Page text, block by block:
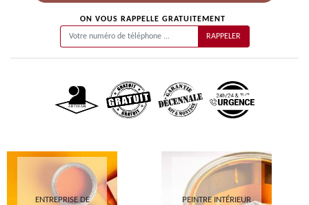
ON VOUS RAPPELLE GRATUITEMENT
ENTREPRISE DE
PEINTRE INTÉRIEUR